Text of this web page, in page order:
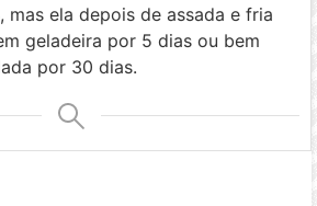
mas ela depois de assada e fria
geladeira por 5 dias ou bem
por 30 dias.